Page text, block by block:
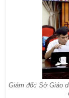
Giám đốc Sở Giáo